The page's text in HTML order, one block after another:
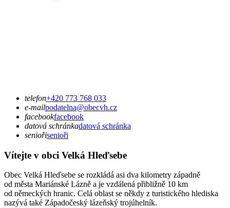
telefon+420 773 768 033
e-mailpodatelna@obecvh.cz
facebookfacebook
datová schránkadatová schránka
seniořisenioři
Vítejte v obci Velká Hleďsebe
Obec Velká Hleďsebe se rozkládá asi dva kilometry západně
od města Mariánské Lázně a je vzdálená přibližně 10 km
od německých hranic. Celá oblast se někdy z turistického hlediska
nazývá také Západočeský lázeňský trojúhelník.